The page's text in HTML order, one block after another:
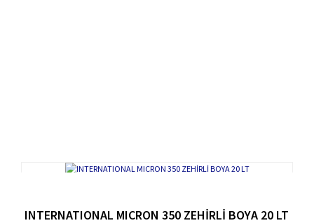
INTERNATIONAL MICRON 350 ZEHİRLİ BOYA 20 LT